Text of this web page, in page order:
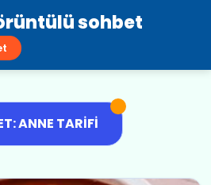
sohbet
ANNE TARIFI